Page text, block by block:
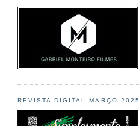
REVISTA DIGITAL MARÇO 2025